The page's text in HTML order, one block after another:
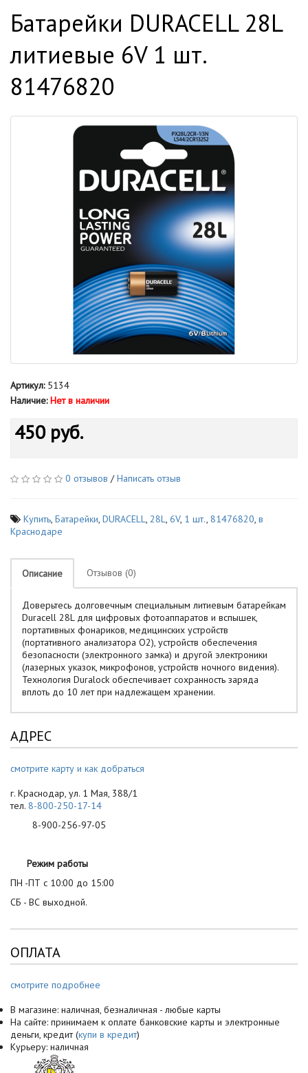
Батарейки DURACELL 28L
литиевые 6V 1 шт.
81476820
Артикул:5134
Наличие: Нет в наличии
450 руб.
0 отзывов /Написать отзыв
Купить, Батарейки, DURACELL, 28L, 6V, 1 шт., 81476820, в
Краснодаре
Описание Отзывов (0)
Доверьтесь долговечным специальным литиевым батарейкам
Duracell 28L для цифровых фотоаппаратов и вспышек,
портативных фонариков, медицинских устройств
(портативного анализатора О2), устройств обеспечения
безопасности (электронного замка) и другой электроники
(лазерных указок, микрофонов, устройств ночного видения).
Технология Duralock обеспечивает сохранность заряда
вплоть до 10 лет при надлежащем хранении.
АДРЕС
смотрите карту и как добраться
г. Краснодар, ул. 1 Мая, 388/1
тел. 8-800-250-17-14
8-900-256-97-05
Режим работы
ПН -ПТ с 10:00 до 15:00
СБ - ВС выходной.
ОПЛАТА
смотрите подробнее
В магазине: наличная, безналичная - любые карты
На сайте: принимаем к оплате банковские карты и электронные
деньги, кредит (купи в кредит)
Курьеру: наличная